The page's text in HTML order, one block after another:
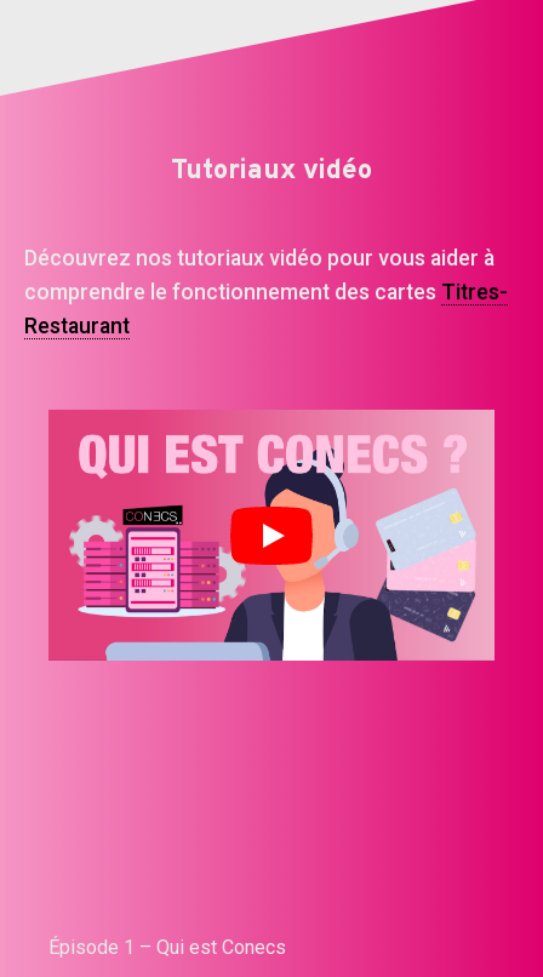
Tutoriaux vidéo
Découvrez nos tutoriaux vidéo pour vous aider à
comprendre le fonctionnement des cartes Titres-
Restaurant
Épisode 1 – Qui est Conecs